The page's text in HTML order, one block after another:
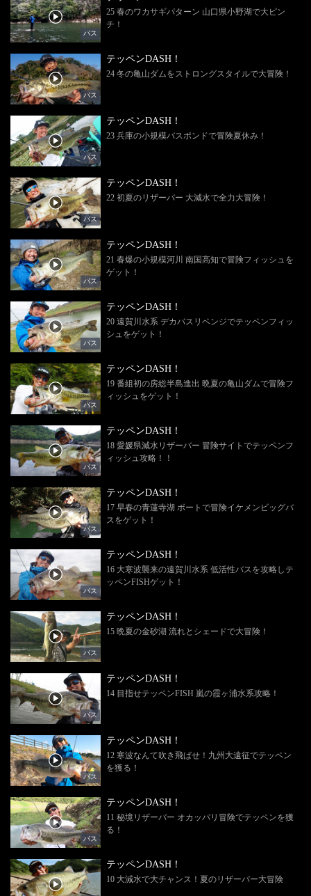
バス
25 春のワカサギパターン 山口県小野湖で大ピン
チ！
バス
テッペンDASH！
24 冬の亀山ダムをストロングスタイルで大冒険！
バス
テッペンDASH！
23 兵庫の小規模バスポンドで冒険夏休み！
バス
テッペンDASH！
22 初夏のリザーバー 大減水で全力大冒険！
バス
テッペンDASH！
21 春爆の小規模河川 南国高知で冒険フィッシュを
ゲット！
バス
テッペンDASH！
20 遠賀川水系 デカバスリベンジでテッペンフィッ
シュをゲット！
バス
テッペンDASH！
19 番組初の房総半島進出 晩夏の亀山ダムで冒険フ
ィッシュをゲット！
バス
テッペンDASH！
18 愛媛県減水リザーバー 冒険サイトでテッペンフ
ィッシュ攻略！！
バス
テッペンDASH！
17 早春の青蓮寺湖 ボートで冒険イケメンビッグバ
スをゲット！
バス
テッペンDASH！
16 大寒波襲来の遠賀川水系 低活性バスを攻略しテ
ッペンFISHゲット！
バス
テッペンDASH！
15 晩夏の金砂湖 流れとシェードで大冒険！
バス
テッペンDASH！
14 目指せテッペンFISH 嵐の霞ヶ浦水系攻略！
バス
テッペンDASH！
12 寒波なんて吹き飛ばせ！九州大遠征でテッペン
を獲る！
バス
テッペンDASH！
11 秘境リザーバー オカッパリ冒険でテッペンを獲
る！
テッペンDASH！
10 大減水で大チャンス！夏のリザーバー大冒険